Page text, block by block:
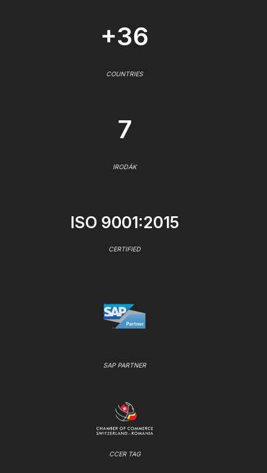
+36
COUNTRIES
7
IRODÁK
ISO 9001:2015
CERTIFIED
SAP PARTNER
CCER TAG